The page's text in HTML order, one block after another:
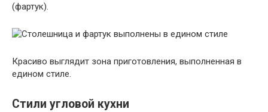
(фартук).
Красиво выглядит зона приготовления, выполненная в
едином стиле.
Стили угловой кухни